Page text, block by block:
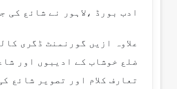
ادب بورڈ ،لاہور نے شائع کی
علاوہ ازیں گورنمنٹ ڈگری
ضلع خوشاب کے ادیبوں اور
تعارف کلام اور تصویر شائع